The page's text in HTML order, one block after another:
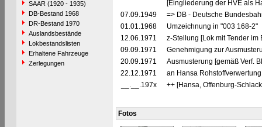
SAAR (1920 - 1935)
DB-Bestand 1968
DR-Bestand 1970
Auslandsbestände
Lokbestandslisten
Erhaltene Fahrzeuge
Zerlegungen
[Eingliederung der HVE als
07.09.1949
=> DB - Deutsche
01.01.1968
Umzeichnung in "003 168-2"
12.06.1971
z-Stellung [Lok mit Tender
09.09.1971
Genehmigung zur
20.09.1971
Ausmusterung [gemäß Verf.
22.12.1971
an Hansa
__.__.197x
++ [Hansa, Offenburg-
Fotos